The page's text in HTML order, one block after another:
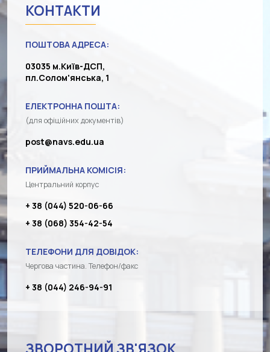
КОНТАКТИ
ПОШТОВА АДРЕСА:
03035 м.Київ-ДСП,
пл.Солом'янська, 1
ЕЛЕКТРОННА ПОШТА:
(для офіційних документів)
post@navs.edu.ua
ПРИЙМАЛЬНА КОМІСІЯ:
Центральний корпус
+ 38 (044) 520-06-66
+ 38 (068) 354-42-54
ТЕЛЕФОНИ ДЛЯ ДОВІДОК:
Чергова частина. Телефон/факс
+ 38 (044) 246-94-91